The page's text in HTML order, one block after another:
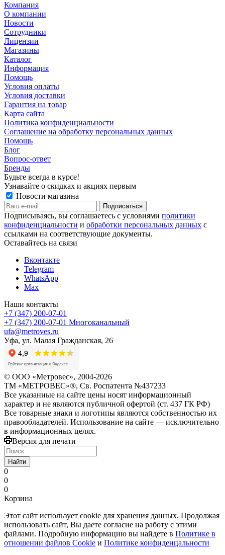
Компания
О компании
Новости
Сотрудники
Лицензии
Магазины
Каталог
Информация
Помощь
Условия оплаты
Условия доставки
Гарантия на товар
Карта сайта
Политика конфиденциальности
Соглашение на обработку персональных данных
Помощь
Блог
Вопрос-ответ
Бренды
Будьте всегда в курсе!
Узнавайте о скидках и акциях первым
Новости магазина
Подписываясь, вы соглашаетесь с условиями политики
конфиденциальности и обработки персональных данных с
ссылками на соответствующие документы.
Оставайтесь на связи
Вконтакте
Telegram
WhatsApp
Max
Наши контакты
+7 (347) 200-07-01
+7 (347) 200-07-01 Многоканальный
ufa@metroves.ru
Уфа, ул. Малая Гражданская, 26
© ООО «Метровес», 2004-2026
ТМ «МЕТРОВЕС»®, Св. Роспатента №4​3​7​2​3​3
Все указанные на сайте цены носят информационный
характер и не являются публичной офертой (ст. 437 ГК РФ)
Все товарные знаки и логотипы являются собственностью их
правообладателей. Использование на сайте — исключительно
в информационных целях.
Версия для печати
Найти
0
0
0
Корзина
Этот сайт использует cookie для хранения данных. Продолжая
использовать сайт, Вы даете согласие на работу с этими
файлами. Подробную информацию вы найдете в Политике в
отношении файлов Cookie и Политике конфиденцальности